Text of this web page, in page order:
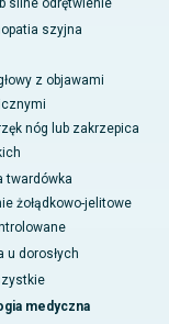
silne odrętwienie
szyjna
z objawami
nóg lub zakrzepica
twardówka
żołądkowo-jelitowe
u dorosłych
medyczna